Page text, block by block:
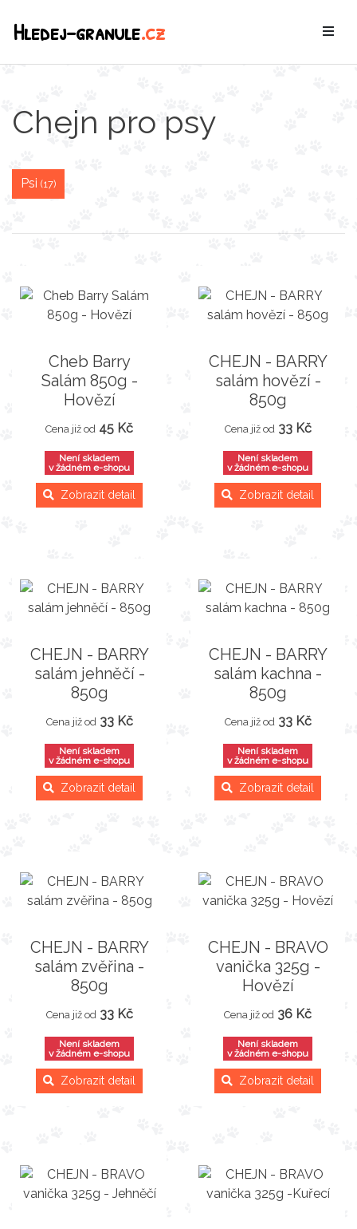
Hledej-granule.cz
Chejn pro psy
Psi (17)
Cheb Barry
Salám 850g -
Hovězí
Cena již od 45 Kč
Není skladem
v žádném e-shopu
Zobrazit detail
CHEJN - BARRY
salám hovězí -
850g
Cena již od 33 Kč
Není skladem
v žádném e-shopu
Zobrazit detail
CHEJN - BARRY
salám jehněčí -
850g
Cena již od 33 Kč
Není skladem
v žádném e-shopu
Zobrazit detail
CHEJN - BARRY
salám kachna -
850g
Cena již od 33 Kč
Není skladem
v žádném e-shopu
Zobrazit detail
CHEJN - BARRY
salám zvěřina -
850g
Cena již od 33 Kč
Není skladem
v žádném e-shopu
Zobrazit detail
CHEJN - BRAVO
vanička 325g -
Hovězí
Cena již od 36 Kč
Není skladem
v žádném e-shopu
Zobrazit detail